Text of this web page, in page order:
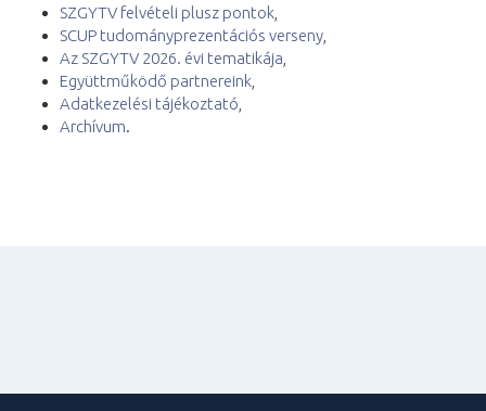
SZGYTV felvételi plusz pontok
SCUP tudományprezentációs verseny
Az SZGYTV 2026. évi tematikája
Együttműködő partnereink
Adatkezelési tájékoztató
Archívum.